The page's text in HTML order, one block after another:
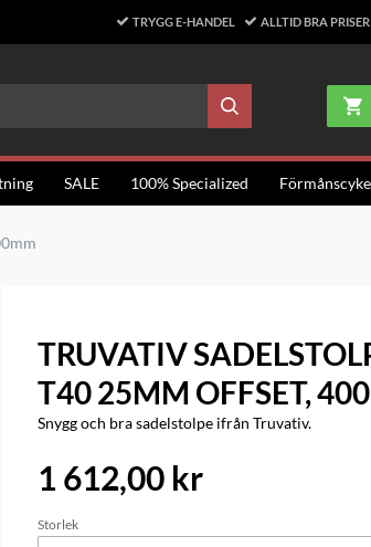
TRYGG E-HANDEL ALLTID BRA PRISER
SALE 100% Specialized
TRUVATIV
T40 25MM OFFSET,
Snygg och bra sadelstolpe ifrån Truvativ.
1 612,00 kr
Storlek